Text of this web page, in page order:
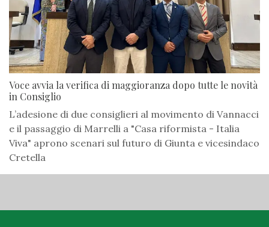
Voce avvia la verifica di maggioranza dopo tutte le novità
in Consiglio
L’adesione di due consiglieri al movimento di Vannacci
e il passaggio di Marrelli a "Casa riformista - Italia
Viva" aprono scenari sul futuro di Giunta e vicesindaco
Cretella